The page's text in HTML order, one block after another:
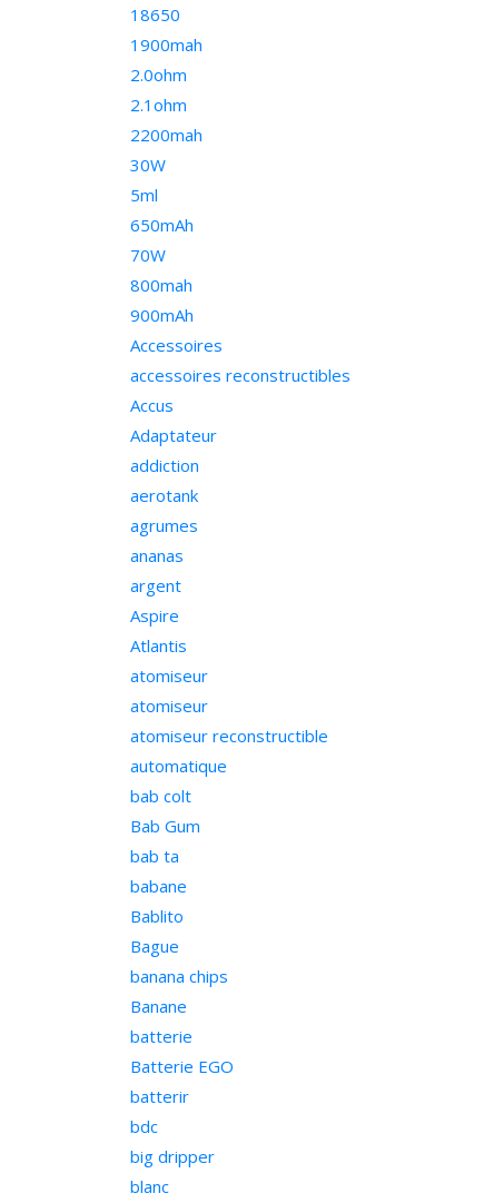
18650
1900mah
2.0ohm
2.1ohm
2200mah
30W
5ml
650mAh
70W
800mah
900mAh
Accessoires
accessoires reconstructibles
Accus
Adaptateur
addiction
aerotank
agrumes
ananas
argent
Aspire
Atlantis
atomiseur
atomiseur
atomiseur reconstructible
automatique
bab colt
Bab Gum
bab ta
babane
Bablito
Bague
banana chips
Banane
batterie
Batterie EGO
batterir
bdc
big dripper
blanc